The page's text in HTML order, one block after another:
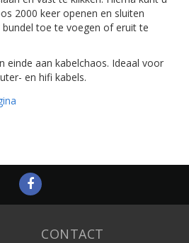
2000 keer openen en sluiten
toe te voegen of eruit te
einde aan kabelchaos. Ideaal voor
en hifi kabels.
CONTACT